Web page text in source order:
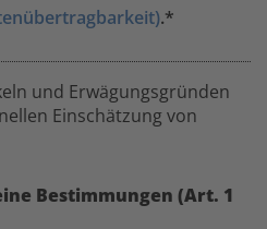
.*
und Erwägungsgründen
Einschätzung von
Bestimmungen (Art. 1